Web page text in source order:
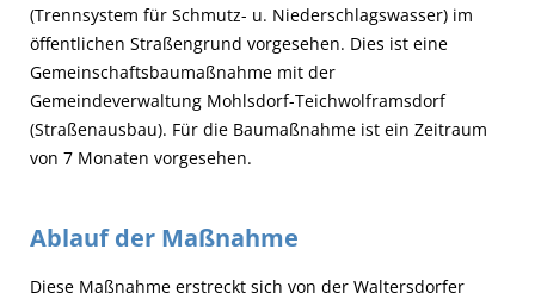
(Trennsystem für Schmutz- u. Niederschlagswasser) im
öffentlichen Straßengrund vorgesehen. Dies ist eine
Gemeinschaftsbaumaßnahme mit der
Gemeindeverwaltung Mohlsdorf-Teichwolframsdorf
(Straßenausbau). Für die Baumaßnahme ist ein Zeitraum
von 7 Monaten vorgesehen.
Ablauf der Maßnahme
Diese Maßnahme erstreckt sich von der Waltersdorfer